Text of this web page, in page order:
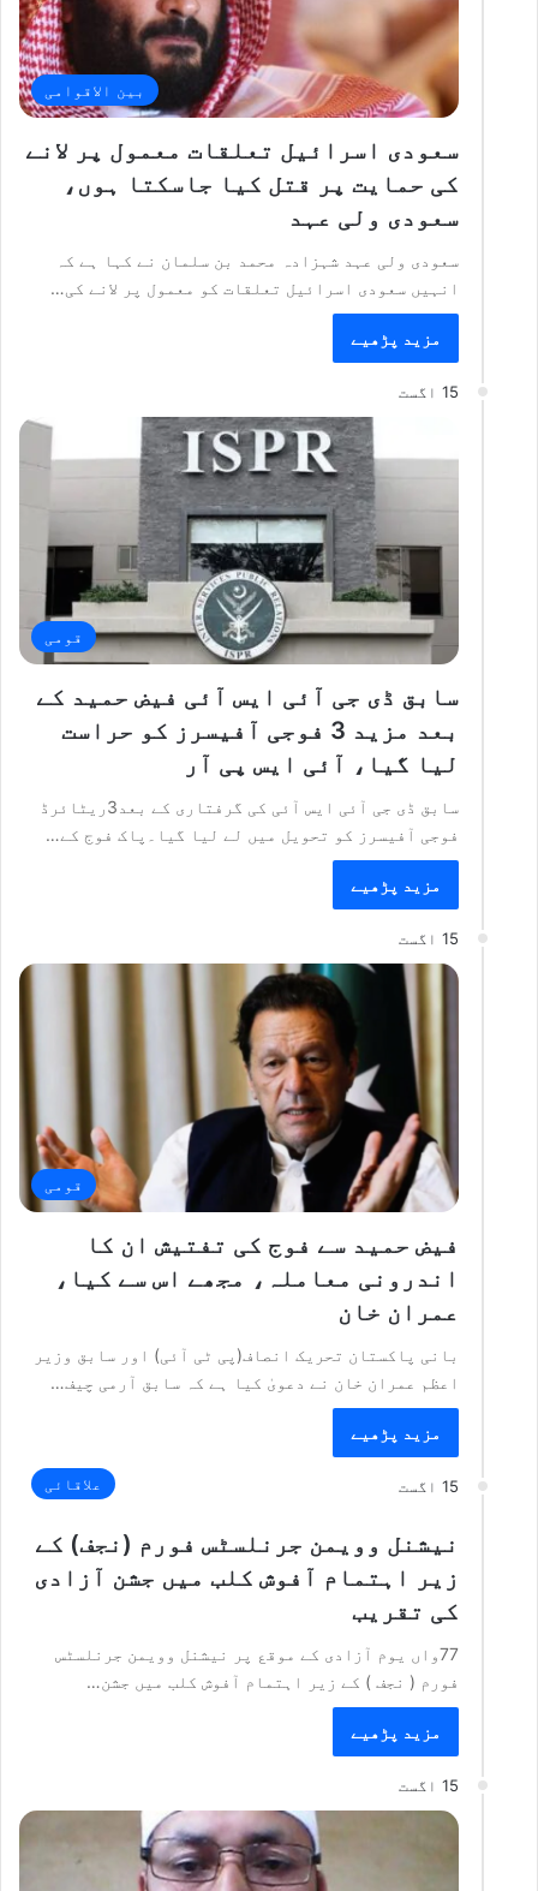
بین الاقوامی
سعودی اسرائیل تعلقات معمول پر لانے
کی حمایت پر قتل کیا جاسکتا ہوں،
سعودی ولی عہد
سعودی ولی عہد شہزادہ محمد بن سلمان نے کہا ہے کہ
انہیں سعودی اسرائیل تعلقات کو معمول پر لانے کی…
مزید پڑھیے
15 اگست
قومی
سابق ڈی جی آئی ایس آئی فیض حمید کے
بعد مزید 3 فوجی آفیسرز کو حراست
لیا گیا، آئی ایس پی آر
سابق ڈی جی آئی ایس آئی کی گرفتاری کے بعد3ریٹائرڈ
فوجی آفیسرز کو تحویل میں لے لیا گیا۔پاک فوج کے…
مزید پڑھیے
15 اگست
قومی
فیض حمید سے فوج کی تفتیش ان کا
اندرونی معاملہ، مجھے اس سے کیا،
عمران خان
بانی پاکستان تحریک انصاف(پی ٹی آئی) اور سابق وزیر
اعظم عمران خان نے دعویٰ کیا ہے کہ سابق آرمی چیف…
مزید پڑھیے
15 اگست علاقائی
نیشنل وویمن جرنلسٹس فورم (نجف) کے
زیر اہتمام آفوش کلب میں جشن آزادی
کی تقریب
77واں یوم آزادی کے موقع پر نیشنل وویمن جرنلسٹس
فورم ( نجف ) کے زیر اہتمام آفوش کلب میں جشن…
مزید پڑھیے
15 اگست